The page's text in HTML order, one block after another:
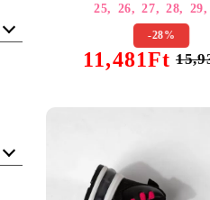
25, 26, 27, 28, 29,
-28%
11,481Ft